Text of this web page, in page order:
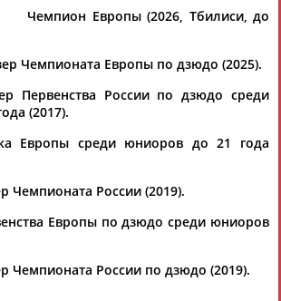
Акжана
Артур
Чемпион Европы (2026, Тбилиси, до
Чемпионата Европы по дзюдо (2025).
Первенства России по дзюдо среди
(2017).
Европы среди юниоров до 21 года
Чемпионата России (2019).
Европы по дзюдо среди юниоров
Чемпионата России по дзюдо (2019).